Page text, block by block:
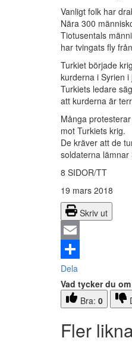
Vanligt folk har
Nära 300
Tiotusentals
har tvingats fly
Turkiet började
kurderna i Syrien i
Turkiets ledare
att kurderna är
Många protesterar
mot Turkiets krig.
De kräver att de
soldaterna lämnar
8 SIDOR/TT
19 mars 2018
Skriv ut
Email
Dela
Vad tycker du
Bra: 0
Fler